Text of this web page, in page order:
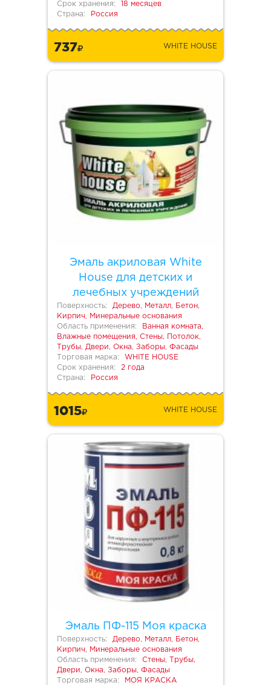
Срок хранения:
18 месяцев
Страна:
Россия
737 WHITE HOUSE
Эмаль акриловая White
House для детских и
лечебных учреждений
Поверхность:
Дерево, Металл, Бетон,
Кирпич, Минеральные основания
Область применения:
Ванная комната,
Влажные помещения, Стены, Потолок,
Трубы, Двери, Окна, Заборы, Фасады
Торговая марка:
WHITE HOUSE
Срок хранения:
2 года
Страна:
Россия
1015 WHITE HOUSE
Эмаль ПФ-115 Моя краска
Поверхность:
Дерево, Металл, Бетон,
Кирпич, Минеральные основания
Область применения:
Стены, Трубы,
Двери, Окна, Заборы, Фасады
Торговая марка:
МОЯ КРАСКА